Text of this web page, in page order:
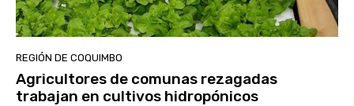
REGIÓN DE COQUIMBO
Agricultores de comunas rezagadas
trabajan en cultivos hidropónicos